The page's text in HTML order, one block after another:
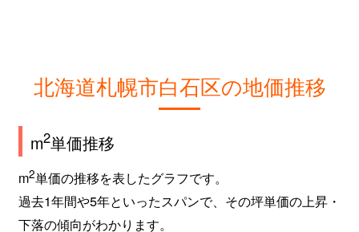
北海道札幌市白石区の地価推移
m2単価推移
m2単価の推移を表したグラフです。
過去1年間や5年といったスパンで、その坪単価の上昇・
下落の傾向がわかります。